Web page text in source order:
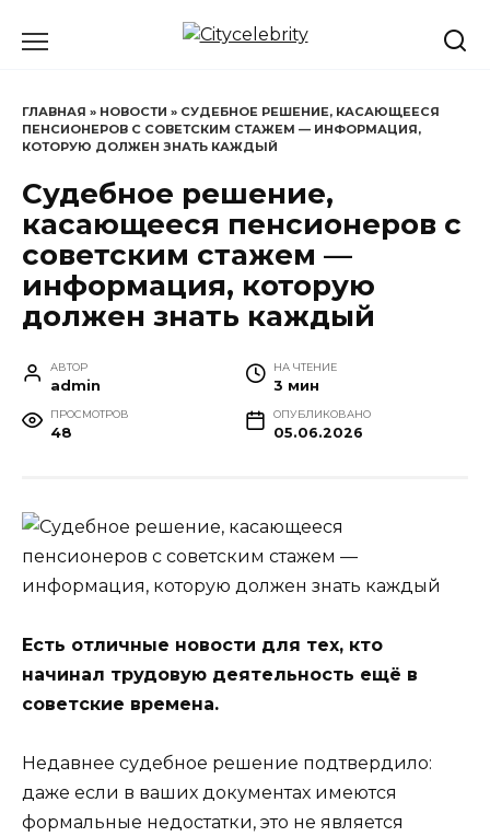
ГЛАВНАЯ » НОВОСТИ » СУДЕБНОЕ РЕШЕНИЕ, КАСАЮЩЕЕСЯ
ПЕНСИОНЕРОВ С СОВЕТСКИМ СТАЖЕМ — ИНФОРМАЦИЯ,
КОТОРУЮ ДОЛЖЕН ЗНАТЬ КАЖДЫЙ
Судебное решение,
касающееся пенсионеров с
советским стажем —
информация, которую
должен знать каждый
АВТОР
admin
НА ЧТЕНИЕ
3 мин
ПРОСМОТРОВ
48
ОПУБЛИКОВАНО
05.06.2026
Есть отличные новости для тех, кто
начинал трудовую деятельность ещё в
советские времена.
Недавнее судебное решение подтвердило:
даже если в ваших документах имеются
формальные недостатки, это не является